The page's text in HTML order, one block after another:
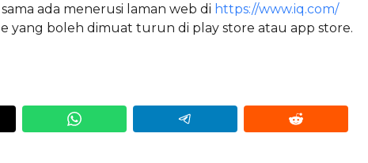
ada menerusi laman web di https://www.iq.com/
yang boleh dimuat turun di play store atau app store.